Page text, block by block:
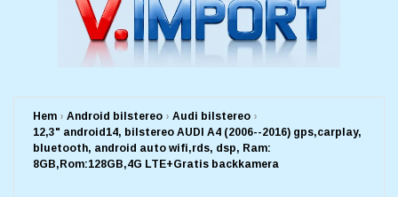
Hem › Android bilstereo › Audi bilstereo ›
12,3" android14, bilstereo AUDI A4 (2006--2016) gps,carplay,
bluetooth, android auto wifi,rds, dsp, Ram:
8GB,Rom:128GB,4G LTE+Gratis backkamera